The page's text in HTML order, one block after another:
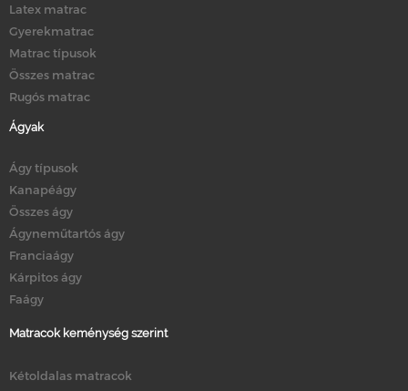
Latex matrac
Gyerekmatrac
Matrac típusok
Összes matrac
Rugós matrac
Ágyak
Ágy típusok
Kanapéágy
Összes ágy
Ágyneműtartós ágy
Franciaágy
Kárpitos ágy
Faágy
Matracok keménység szerint
Kétoldalas matracok